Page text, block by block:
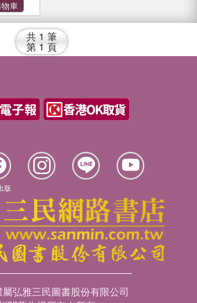
共 1 筆
第 1 頁
版
弘雅三民圖書股份有限公司